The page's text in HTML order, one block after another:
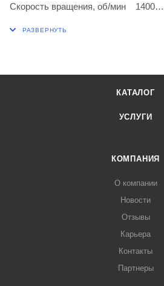
Скорость вращения, об/мин 1400
Габариты (ДхШхВ), мм 390х390х147
КАТАЛОГ
УСЛУГИ
КОМПАНИЯ
О компании
Новости
Отзывы
Карьера
Контакты
Партнеры